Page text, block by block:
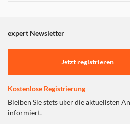
"Marketing".
Einstellungen anpassen
expert Newsletter
Jetzt registrieren
Kostenlose Registrierung
Bleiben Sie stets über die aktuellsten
informiert.